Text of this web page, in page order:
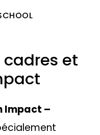
cadres et
Impact –